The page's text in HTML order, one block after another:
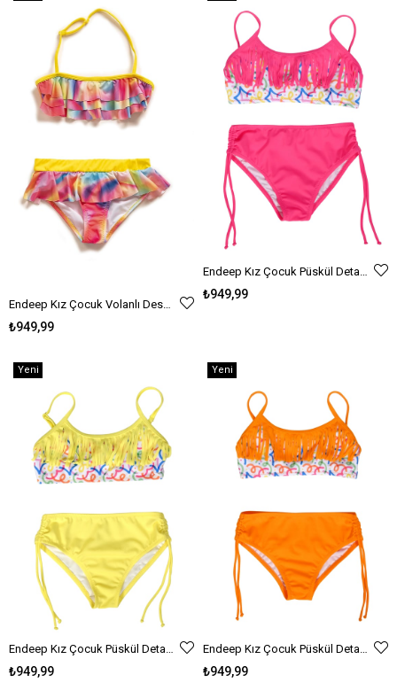
Endeep Kız Çocuk Volanlı Desenli Bikini Takımı
₺949,99
₺949,99
₺949,99
Yeni
₺949,99
Yeni